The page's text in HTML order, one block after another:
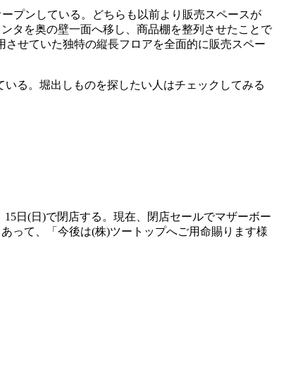
プンしている。どちらも以前より販売スペースが
タを奥の壁一面へ移し、商品棚を整列させたことで
させていた独特の縦長フロアを全面的に販売スペー
る。堀出しものを探したい人はチェックしてみる
日(日)で閉店する。現在、閉店セールでマザーボー
って、「今後は(株)ツートップへご用命賜ります様